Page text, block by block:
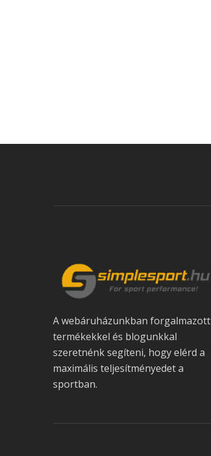
A webáruházunkban forgalmazott
termékekkel és blogunkkal
szeretnénk segíteni, hogy elérd a
maximális teljesítményedet a
sportban.